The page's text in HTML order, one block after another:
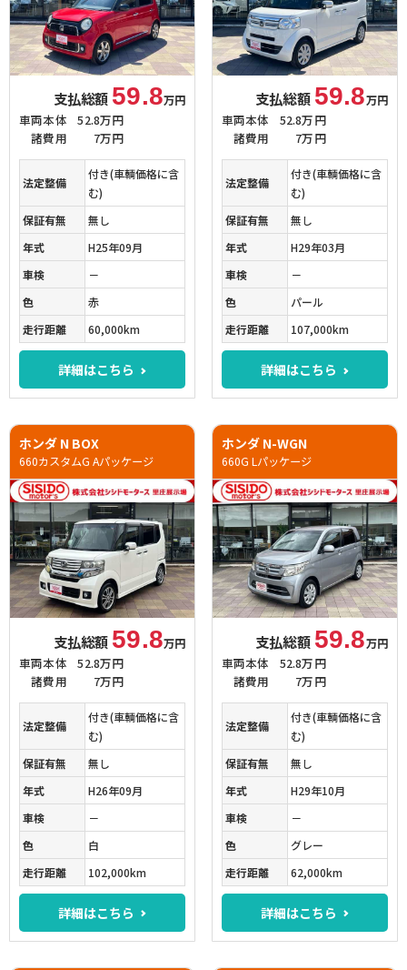
支払総額 59.8万円
車両本体
52.8万円
諸費用
7万円
法定整備
付き(車輌価格に含
む)
保証有無
無し
年式
H25年09月
車検
－
色
赤
走行距離
60,000km
詳細はこちら
支払総額 59.8万円
車両本体
52.8万円
諸費用
7万円
法定整備
付き(車輌価格に含
む)
保証有無
無し
年式
H29年03月
車検
－
色
パール
走行距離
107,000km
詳細はこちら
ホンダ N BOX
660カスタムG Aパッケージ
支払総額 59.8万円
車両本体
52.8万円
諸費用
7万円
法定整備
付き(車輌価格に含
む)
保証有無
無し
年式
H26年09月
車検
－
色
白
走行距離
102,000km
詳細はこちら
ホンダ N-WGN
660G Lパッケージ
支払総額 59.8万円
車両本体
52.8万円
諸費用
7万円
法定整備
付き(車輌価格に含
む)
保証有無
無し
年式
H29年10月
車検
－
色
グレー
走行距離
62,000km
詳細はこちら